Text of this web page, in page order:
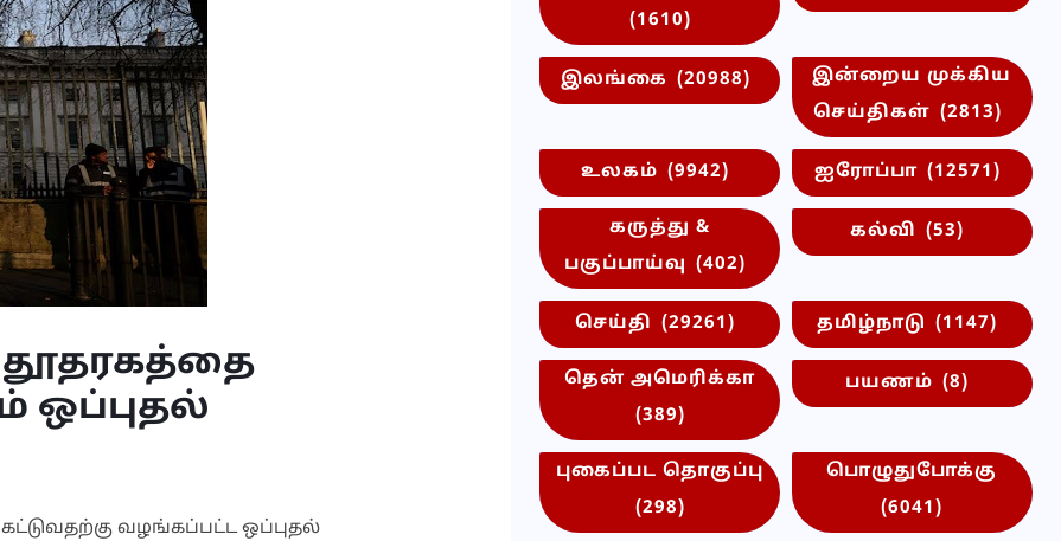
தூதரகத்தை
ஒப்புதல்
வழங்கப்பட்ட ஒப்புதல்
(1610)
இலங்கை (20988)
இன்றைய முக்கிய
செய்திகள் (2813)
உலகம் (9942) ஐரோப்பா (12571)
கருத்து &
பகுப்பாய்வு (402)
கல்வி (53)
செய்தி (29261) தமிழ்நாடு (1147)
தென் அமெரிக்கா
(389)
பயணம் (8)
புகைப்பட தொகுப்பு
(298)
பொழுதுபோக்கு
(6041)